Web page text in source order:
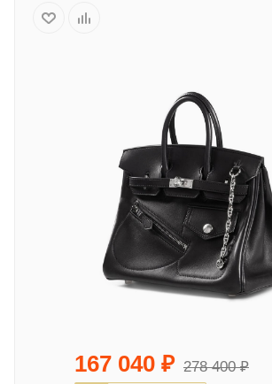
167 040 ₽ 278 400₽